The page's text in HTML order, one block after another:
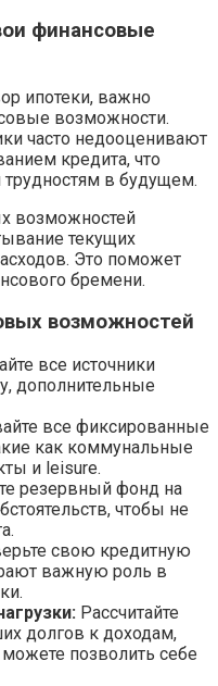
финансовые
ипотеки, важно
возможности.
часто недооценивают
кредита, что
в будущем.
возможностей
текущих
Это поможет
бремени.
возможностей
все источники
дополнительные
все фиксированные
как коммунальные
и leisure.
резервный фонд на
чтобы не
свою кредитную
важную роль в
Рассчитайте
долгов к доходам,
позволить себе